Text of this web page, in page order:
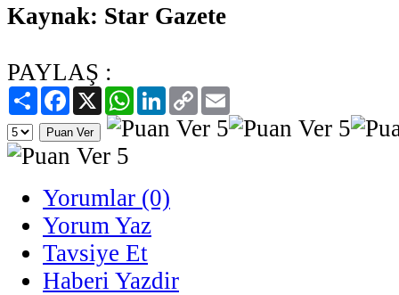
Kaynak: Star Gazete
PAYLAŞ :
PaylaşFacebook
X WhatsAppLinkedIn
Copy
Link
Yorumlar (0)
Yorum Yaz
Tavsiye Et
Haberi Yazdir